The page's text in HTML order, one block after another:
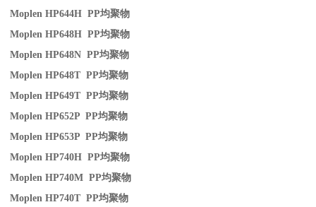
Moplen HP644H PP均聚物
Moplen HP648H PP均聚物
Moplen HP648N PP均聚物
Moplen HP648T PP均聚物
Moplen HP649T PP均聚物
Moplen HP652P PP均聚物
Moplen HP653P PP均聚物
Moplen HP740H PP均聚物
Moplen HP740M PP均聚物
Moplen HP740T PP均聚物